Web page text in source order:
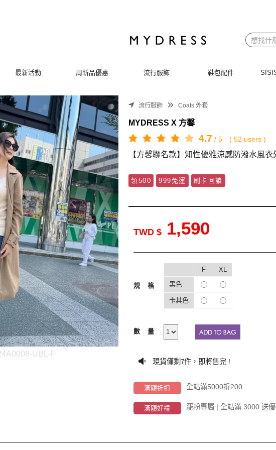
最新活動 周新品優惠 流行服飾 鞋包配件
UBL-F
流行服飾 Coats 外套
MYDRESS X 方馨
4.7 / 5 ( 52 users )
【方馨聯名款】知性優雅涼感防潑水風衣
領500 999免運 刷卡回饋
TWD $ 1,590
規格
F
XL
黑色
卡其色
數量
現貨僅剩 7件，即將售完 !
滿額折扣 全站滿5000折200
滿額好禮 寵粉專屬 | 全站滿 3000 送